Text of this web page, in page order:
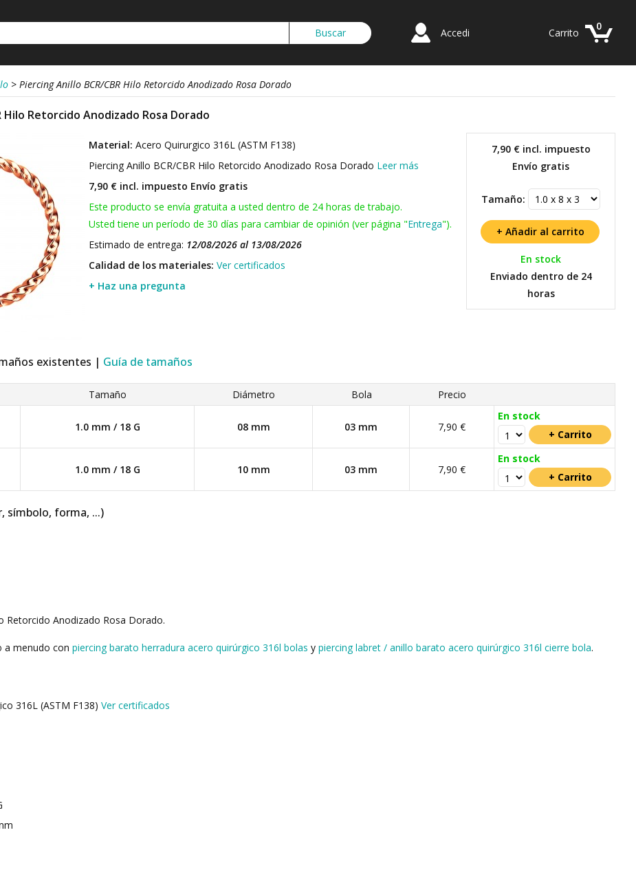
Accedi
0
Carrito
> Piercing Anillo BCR/CBR Hilo Retorcido Anodizado Rosa Dorado
Hilo Retorcido Anodizado Rosa Dorado
7,90 €incl. impuesto
Envío gratis
Tamaño:
En stock
Enviado dentro de 24
horas
Material: Acero Quirurgico 316L (ASTM F138)
Piercing Anillo BCR/CBR Hilo Retorcido Anodizado Rosa Dorado Leer más
7,90 € incl. impuesto Envío gratis
Este producto se envía gratuita a usted dentro de 24 horas de trabajo.
Usted tiene un período de 30 días para cambiar de opinión (ver página "Entrega").
Estimado de entrega: 12/08/2026 al 13/08/2026
Calidad de los materiales: Ver certificados
+ Haz una pregunta
existentes | Guía de tamaños
Tamaño Diámetro Bola Precio
1.0 mm / 18 G 08 mm 03 mm 7,90 €
En stock
1.0 mm / 18 G 10 mm 03 mm 7,90 €
En stock
símbolo, forma, ...)
Retorcido Anodizado Rosa Dorado.
a menudo con piercing barato herradura acero quirúrgico 316l bolas y piercing labret / anillo barato acero quirúrgico 316l cierre bola.
316L (ASTM F138) Ver certificados